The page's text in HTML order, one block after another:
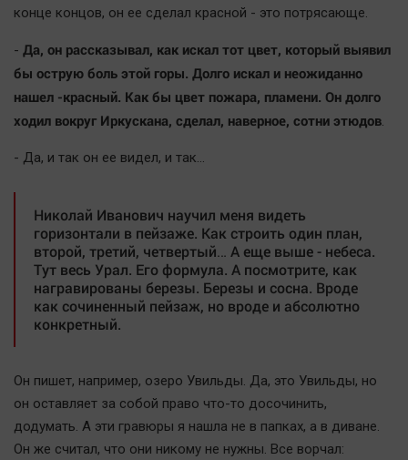
конце концов, он ее сделал красной - это потрясающе.
- Да, он рассказывал, как искал тот цвет, который выявил
бы острую боль этой горы. Долго искал и неожиданно
нашел -красный. Как бы цвет пожара, пламени. Он долго
ходил вокруг Иркускана, сделал, наверное, сотни этюдов.
- Да, и так он ее видел, и так…
Николай Иванович научил меня видеть
горизонтали в пейзаже. Как строить один план,
второй, третий, четвертый… А еще выше - небеса.
Тут весь Урал. Его формула. А посмотрите, как
награвированы березы. Березы и сосна. Вроде
как сочиненный пейзаж, но вроде и абсолютно
конкретный.
Он пишет, например, озеро Увильды. Да, это Увильды, но
он оставляет за собой право что-то досочинить,
додумать. А эти гравюры я нашла не в папках, а в диване.
Он же считал, что они никому не нужны. Все ворчал: